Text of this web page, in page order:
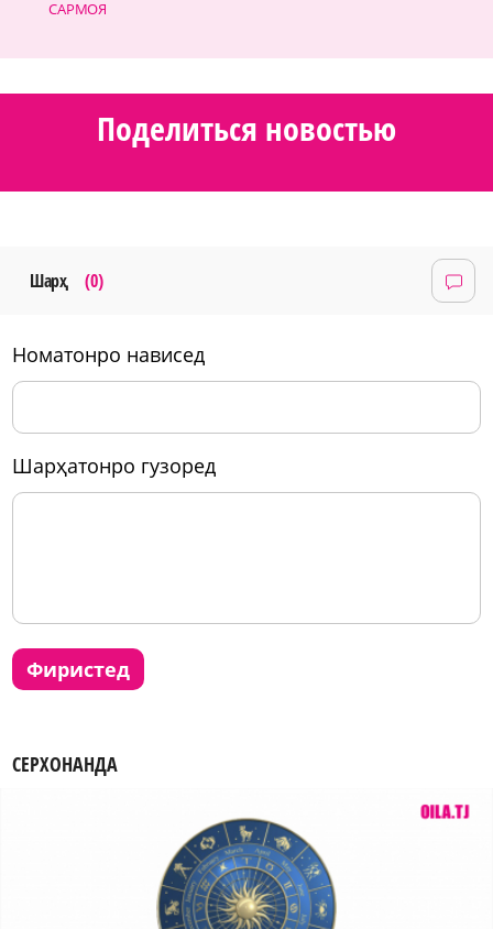
САРМОЯ
Поделиться новостью
Шарҳ (0)
номатонро нависед
шарҳатонро гузоред
фиристед
СЕРХОНАНДА